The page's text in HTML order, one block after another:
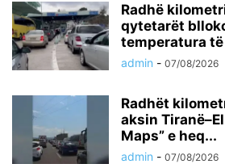
Radhë
qytetarët
temperatura
admin - 07/08/2026
Radhët
aksin
Maps” e heq...
admin - 07/08/2026